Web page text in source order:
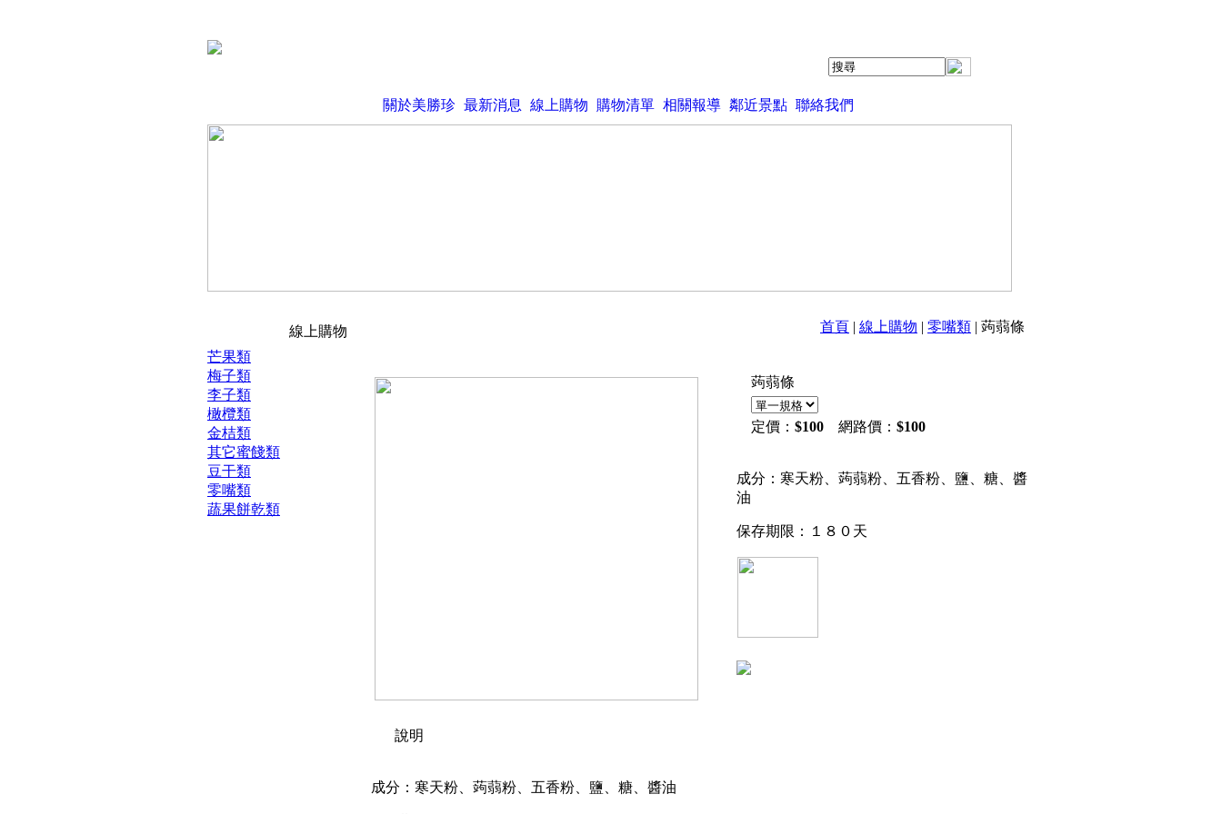
關於美勝珍 最新消息 線上購物 購物清單 相關報導 鄰近景點 聯絡我們
線上購物 首頁 | 線上購物 | 零嘴類 | 蒟蒻條
芒果類
梅子類
李子類
橄欖類
金桔類
其它蜜餞類
豆干類
零嘴類
蔬果餅乾類
蒟蒻條
定價： $100 網路價： $100
成分：寒天粉、蒟蒻粉、五香粉、鹽、糖、醬
油
保存期限：１８０天
說明
成分：寒天粉、蒟蒻粉、五香粉、鹽、糖、醬油